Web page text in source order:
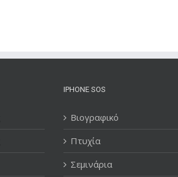
IPHONE SOS
Βιογραφικό
Πτυχία
Σεμινάρια